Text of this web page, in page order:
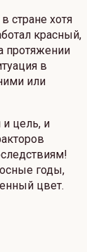
стране хотя
красный,
протяжении
в
или
цель, и
годы,
цвет.